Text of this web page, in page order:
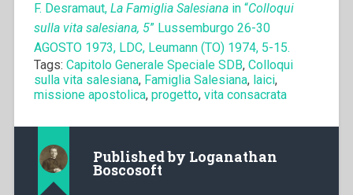
F. Desramaut, La Famiglia Salesianain “Colloqui
sulla vita salesiana, 5” Lussemburgo 26-30
AGOSTO 1973, LDC, Leumann (TO) 1974, 5-15.
Tags: Capitolo Generale Speciale SDB, Colloqui
sulla vita salesiana, Famiglia Salesiana, laici,
missione apostolica, progetto, vita consacrata
Published by Loganathan
Boscosoft